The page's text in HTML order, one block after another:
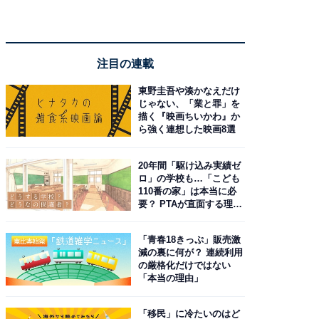
注目の連載
東野圭吾や湊かなえだけ
じゃない、「業と罪」を
描く『映画ちいかわ』か
ら強く連想した映画8選
20年間「駆け込み実績ゼ
ロ」の学校も…「こども
110番の家」は本当に必
要？ PTAが直面する理想
「青春18きっぷ」販売激
減の裏に何が？ 連続利用
の厳格化だけではない
「本当の理由」
「移民」に冷たいのはど